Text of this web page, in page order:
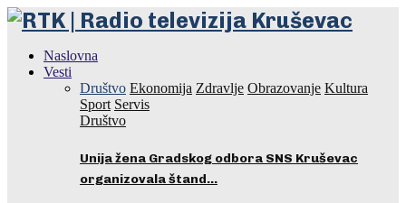
Naslovna
Vesti
Društvo Ekonomija Zdravlje Obrazovanje Kultura
Sport Servis
Društvo
Unija žena Gradskog odbora SNS Kruševac
organizovala štand…